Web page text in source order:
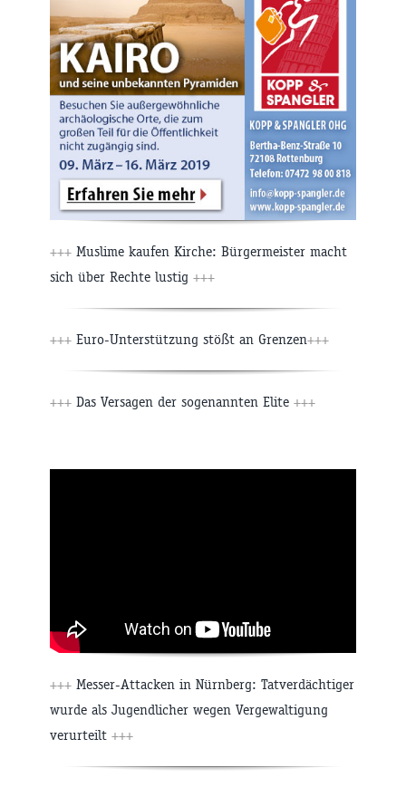
+++ Muslime kaufen Kirche: Bürgermeister macht
sich über Rechte lustig +++
+++ Euro-Unterstützung stößt an Grenzen+++
+++ Das Versagen der sogenannten Elite +++
+++ Messer-Attacken in Nürnberg: Tatverdächtiger
wurde als Jugendlicher wegen Vergewaltigung
verurteilt +++